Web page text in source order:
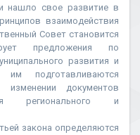
нашло свое развитие в
взаимодействия
Совет становится
предложения по
развития и
им подготавливаются
документов
регионального и
закона определяются